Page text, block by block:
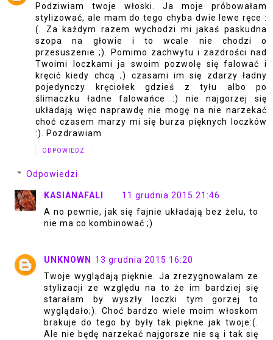
Podziwiam twoje włoski. Ja moje próbowałam
stylizować, ale mam do tego chyba dwie lewe ręce :
(. Za każdym razem wychodzi mi jakaś paskudna
szopa na głowie i to wcale nie chodzi o
przesuszenie ;). Pomimo zachwytu i zazdrości nad
Twoimi loczkami ja swoim pozwolę się falować i
kręcić kiedy chcą ;) czasami im się zdarzy ładny
pojedynczy kręciołek gdzieś z tyłu albo po
ślimaczku ładne falowańce :) nie najgorzej się
układają więc naprawdę nie mogę na nie narzekać
choć czasem marzy mi się burza pięknych loczków
:). Pozdrawiam
ODPOWIEDZ
Odpowiedzi
KASIANAFALI
11 grudnia 2015 21:46
A no pewnie, jak się fajnie układają bez żelu, to
nie ma co kombinować ;)
UNKNOWN
13 grudnia 2015 16:20
Twoje wyglądają pięknie. Ja zrezygnowalam ze
stylizacji ze względu na to że im bardziej się
starałam by wyszły loczki tym gorzej to
wyglądało;). Choć bardzo wiele moim włoskom
brakuje do tego by były tak piękne jak twoje:(.
Ale nie będę narzekać najgorsze nie są i tak się